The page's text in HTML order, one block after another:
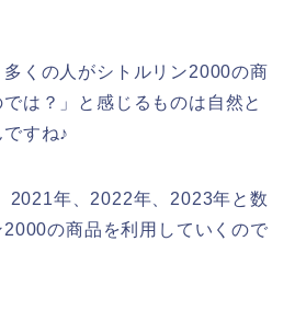
くの人がシトルリン2000の商
は？」と感じるものは自然と
すね♪
2021年、2022年、2023年と数
の商品を利用していくので